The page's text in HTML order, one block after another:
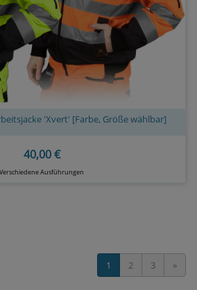
'Xvert' [Farbe, Größe wählbar]
40,00 €
Verschiedene Ausführungen
1 2 3 »